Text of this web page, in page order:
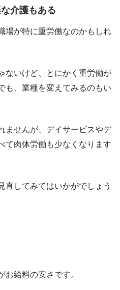
介護もある
場が特に重労働なのかもしれ
ないけど、とにかく重労働が
も、業種を変えてみるのもい
ませんが、デイサービスやデ
て肉体労働も少なくなります
直してみてはいかがでしょう
お給料の安さです。